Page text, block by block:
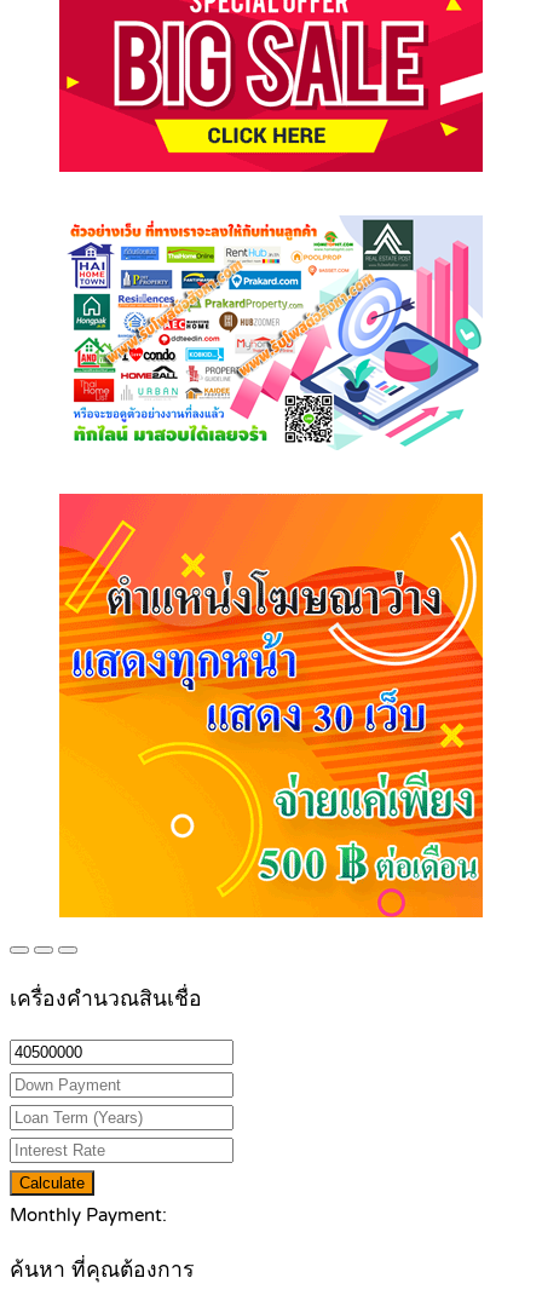
เครื่องคำนวณสินเชื่อ
Calculate
Monthly Payment:
ค้นหา ที่คุณต้องการ